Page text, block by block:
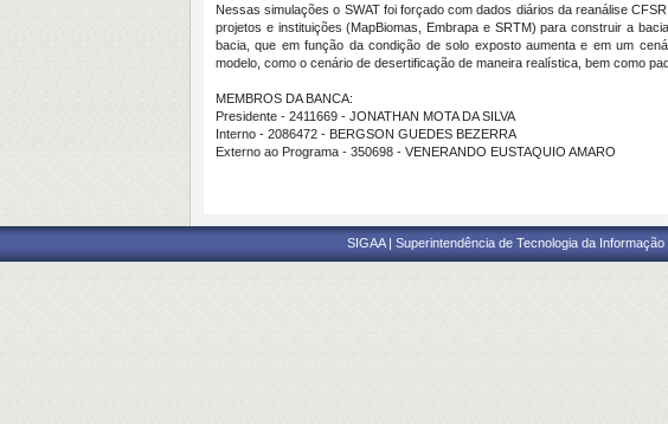
Nessas simulações o SWAT foi forçado com dados diários da reanálise
projetos e instituições (MapBiomas, Embrapa e SRTM) para construir a
bacia, que em função da condição de solo exposto aumenta e em um
modelo, como o cenário de desertificação de maneira realística, bem como
MEMBROS DA BANCA:
Presidente - 2411669 - JONATHAN MOTA DA SILVA
Interno - 2086472 - BERGSON GUEDES BEZERRA
Externo ao Programa - 350698 - VENERANDO EUSTAQUIO AMARO
SIGAA | Superintendência de Tecnologia da